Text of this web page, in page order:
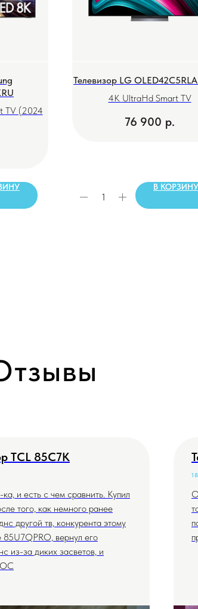
TV (2024
Телевизор LG
4K UltraHd Smart TV
76 900 р.
В КОРЗИНУ
TCL 85C7K
и есть с чем сравнить. Купил
того, как немного ранее
другой тв, конкурента этому
85U7QPRO, вернул его
из-за диких засветов, и
ОС